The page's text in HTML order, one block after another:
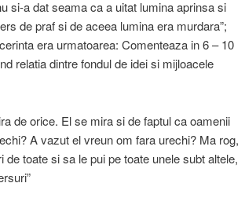
si-a dat seama ca a uitat lumina aprinsa si
de praf si de aceea lumina era murdara”;
era urmatoarea: Comenteaza in 6 – 10
relatia dintre fondul de idei si mijloacele
de orice. El se mira si de faptul ca oamenii
A vazut el vreun om fara urechi? Ma rog,
toate si sa le pui pe toate unele subt altele,